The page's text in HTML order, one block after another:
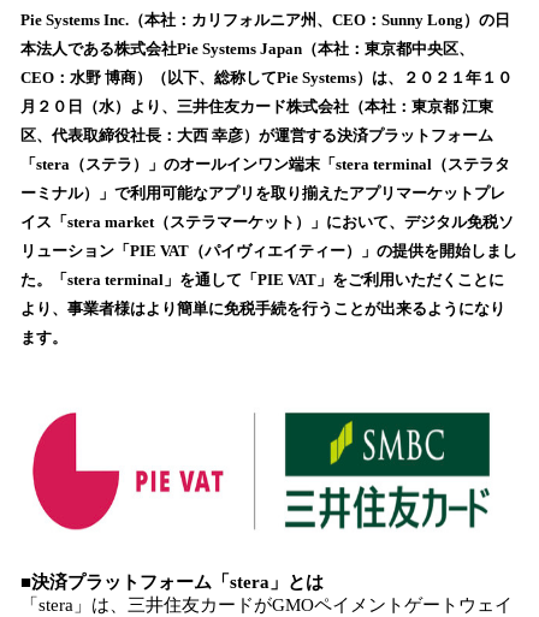
！
数
を
読
込
み
中
で
す
Pie Systems Inc.（本社：カリフォルニア州、CEO：Sunny Long）の日
本法人である株式会社Pie Systems Japan（本社：東京都中央区、
CEO：水野 博商）（以下、総称してPie Systems）は、２０２１年１０
月２０日（水）より、三井住友カード株式会社（本社：東京都 江東
区、代表取締役社長：大西 幸彦）が運営する決済プラットフォーム
「stera（ステラ）」のオールインワン端末「stera terminal（ステラタ
ーミナル）」で利用可能なアプリを取り揃えたアプリマーケットプレ
イス「stera market（ステラマーケット）」において、デジタル免税ソ
リューション「PIE VAT（パイヴィエイティー）」の提供を開始しまし
た。「stera terminal」を通して「PIE VAT」をご利用いただくことに
より、事業者様はより簡単に免税手続を行うことが出来るようになり
ます。
■決済プラットフォーム「stera」とは
「stera」は、三井住友カードがGMOペイメントゲートウェイ